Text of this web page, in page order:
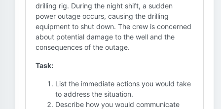
drilling rig. During the night shift, a sudden
power outage occurs, causing the drilling
equipment to shut down. The crew is concerned
about potential damage to the well and the
consequences of the outage.
Task:
List the immediate actions you would take
to address the situation.
Describe how you would communicate